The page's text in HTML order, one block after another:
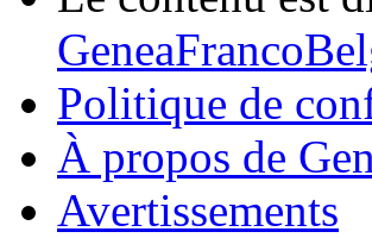
Politique de
À propos de
Avertissements